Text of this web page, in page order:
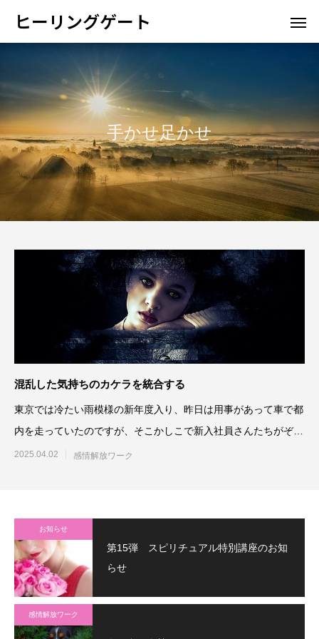
ヒーリングゲート
手かせ足かせ
混乱した気持ちのカケラを統合する
東京では冷たい雨模様の新年度入り、昨日は用事があって車で都
内を走っていたのですが、そこかしこで新入社員さんたちがぞろ
ぞろと歩いてい
2025.04.02 感情解放ワーク
お知らせ
第15弾 スピリチュアル特別講座のお知
らせ
感情解放ワーク